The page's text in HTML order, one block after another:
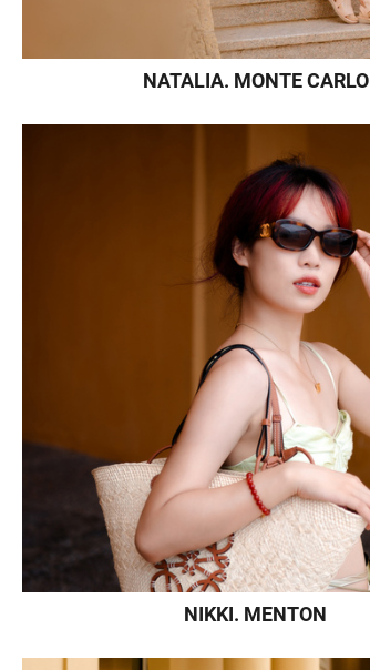
NATALIA. MONTE CARLO
NIKKI. MENTON